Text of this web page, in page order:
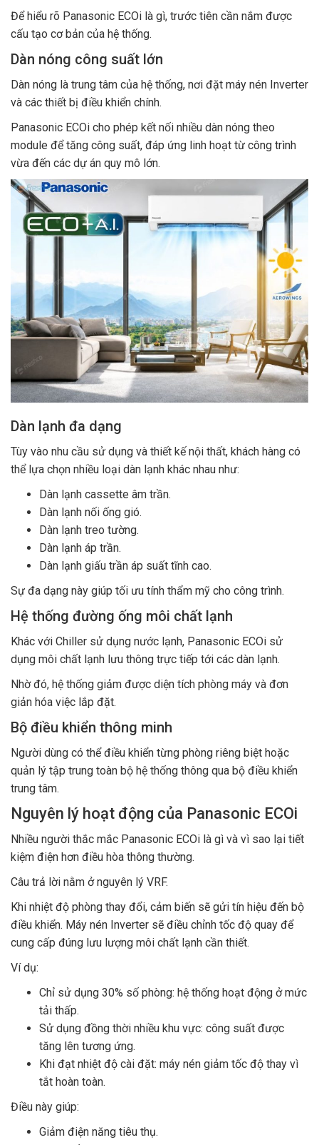
Để hiểu rõ Panasonic ECOi là gì, trước tiên cần nắm được
cấu tạo cơ bản của hệ thống.
Dàn nóng công suất lớn
Dàn nóng là trung tâm của hệ thống, nơi đặt máy nén Inverter
và các thiết bị điều khiển chính.
Panasonic ECOi cho phép kết nối nhiều dàn nóng theo
module để tăng công suất, đáp ứng linh hoạt từ công trình
vừa đến các dự án quy mô lớn.
Dàn lạnh đa dạng
Tùy vào nhu cầu sử dụng và thiết kế nội thất, khách hàng có
thể lựa chọn nhiều loại dàn lạnh khác nhau như:
Dàn lạnh cassette âm trần.
Dàn lạnh nối ống gió.
Dàn lạnh treo tường.
Dàn lạnh áp trần.
Dàn lạnh giấu trần áp suất tĩnh cao.
Sự đa dạng này giúp tối ưu tính thẩm mỹ cho công trình.
Hệ thống đường ống môi chất lạnh
Khác với Chiller sử dụng nước lạnh, Panasonic ECOi sử
dụng môi chất lạnh lưu thông trực tiếp tới các dàn lạnh.
Nhờ đó, hệ thống giảm được diện tích phòng máy và đơn
giản hóa việc lắp đặt.
Bộ điều khiển thông minh
Người dùng có thể điều khiển từng phòng riêng biệt hoặc
quản lý tập trung toàn bộ hệ thống thông qua bộ điều khiển
trung tâm.
Nguyên lý hoạt động của Panasonic ECOi
Nhiều người thắc mắc Panasonic ECOi là gì và vì sao lại tiết
kiệm điện hơn điều hòa thông thường.
Câu trả lời nằm ở nguyên lý VRF.
Khi nhiệt độ phòng thay đổi, cảm biến sẽ gửi tín hiệu đến bộ
điều khiển. Máy nén Inverter sẽ điều chỉnh tốc độ quay để
cung cấp đúng lưu lượng môi chất lạnh cần thiết.
Ví dụ:
Chỉ sử dụng 30% số phòng: hệ thống hoạt động ở mức
tải thấp.
Sử dụng đồng thời nhiều khu vực: công suất được
tăng lên tương ứng.
Khi đạt nhiệt độ cài đặt: máy nén giảm tốc độ thay vì
tắt hoàn toàn.
Điều này giúp:
Giảm điện năng tiêu thụ.